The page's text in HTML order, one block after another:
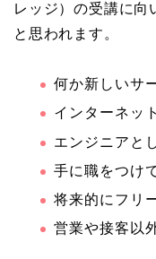
レッジ）の受講に向
と思われます。
何か新しいサ
インターネッ
エンジニアと
手に職をつけ
将来的にフリ
営業や接客以